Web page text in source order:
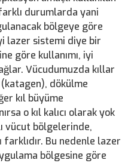
durumlarda yani
bölgeye göre
lazer sistemi diye bir
göre kullanımı, iyi
Vücudumuzda kıllar
dökülme
kıl büyüme
o kıl kalıcı olarak yok
vücut bölgelerinde,
farklıdır. Bu nedenle lazer
bölgesine göre